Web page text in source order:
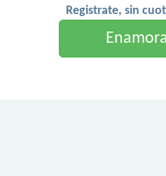
Registrate, sin